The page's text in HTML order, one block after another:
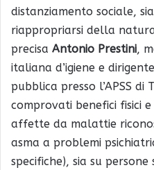
distanziamento sociale,
riappropriarsi della
precisa Antonio Prestini,
italiana d’igiene e
pubblica presso l’APSS
comprovati benefici fisici e
affette da malattie
asma a problemi
specifiche), sia su